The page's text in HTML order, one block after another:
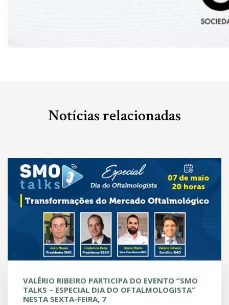
Notícias relacionadas
VALÉRIO RIBEIRO PARTICIPA DO EVENTO “SMO
TALKS – ESPECIAL DIA DO OFTALMOLOGISTA”
NESTA SEXTA-FEIRA, 7